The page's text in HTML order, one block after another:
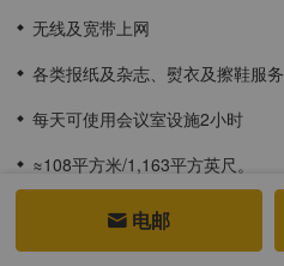
无线及宽带上网
各类报纸及杂志、熨衣及擦鞋服务
每天可使用会议室设施2小时
≈108平方米/1,163平方英尺。
可饱览北部湾的旖旎风光。
 电邮